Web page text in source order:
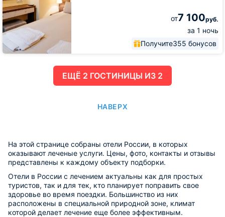
от7 100руб.
за 1 ночь
Получите355 бонусов
ЕЩË 2 ГОСТИНИЦЫ ИЗ 2
НАВЕРХ
На этой странице собраны отели России, в которых
оказывают леченые услуги. Цены, фото, контакты и отзывы
представлены к каждому объекту подборки.
Отели в России с лечением актуальны как для простых
туристов, так и для тек, кто планирует поправить свое
здоровье во время поездки. Большинство из них
расположены в специальной природной зоне, климат
которой делает лечение еще более эффективным.